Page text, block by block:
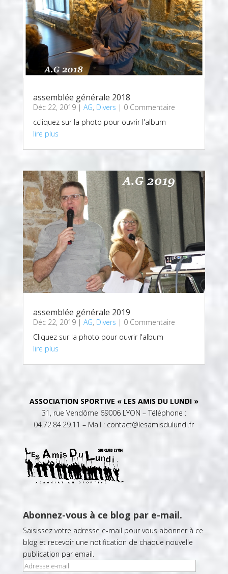
assemblée générale 2018
Déc 22, 2019| AG, Divers | 0 Commentaire
ccliquez sur la photo pour ouvrir l'album
lire plus
assemblée générale 2019
Déc 22, 2019| AG, Divers | 0 Commentaire
Cliquez sur la photo pour ouvrir l'album
lire plus
ASSOCIATION SPORTIVE « LES AMIS DU LUNDI »
31, rue Vendôme 69006 LYON – Téléphone :
04.72.84.29.11 – Mail : contact@lesamisdulundi.fr
Abonnez-vous à ce blog par e-mail.
Saisissez votre adresse e-mail pour vous abonner à ce
blog et recevoir une notification de chaque nouvelle
publication par email.
Adresse